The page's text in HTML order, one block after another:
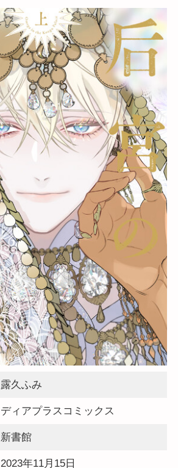
露久ふみ
ディアプラスコミックス
新書館
2023年11月15日